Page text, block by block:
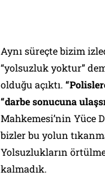
Aynı süreçte bizim
“yolsuzluk yoktur”
olduğu açıktı.
“darbe sonucuna
Mahkemesi’nin Yüce
bizler bu yolun
Yolsuzlukların
kalmadık.